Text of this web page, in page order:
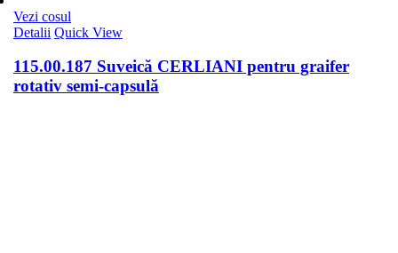
Vezi cosul
Detalii Quick View
115.00.187 Suveică CERLIANI pentru graifer
rotativ semi-capsulă